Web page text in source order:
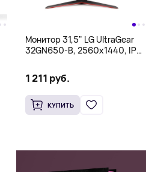
Монитор 31,5" LG UltraGear
32GN650-B, 2560x1440, IPS,
1 211 руб.
КУПИТЬ